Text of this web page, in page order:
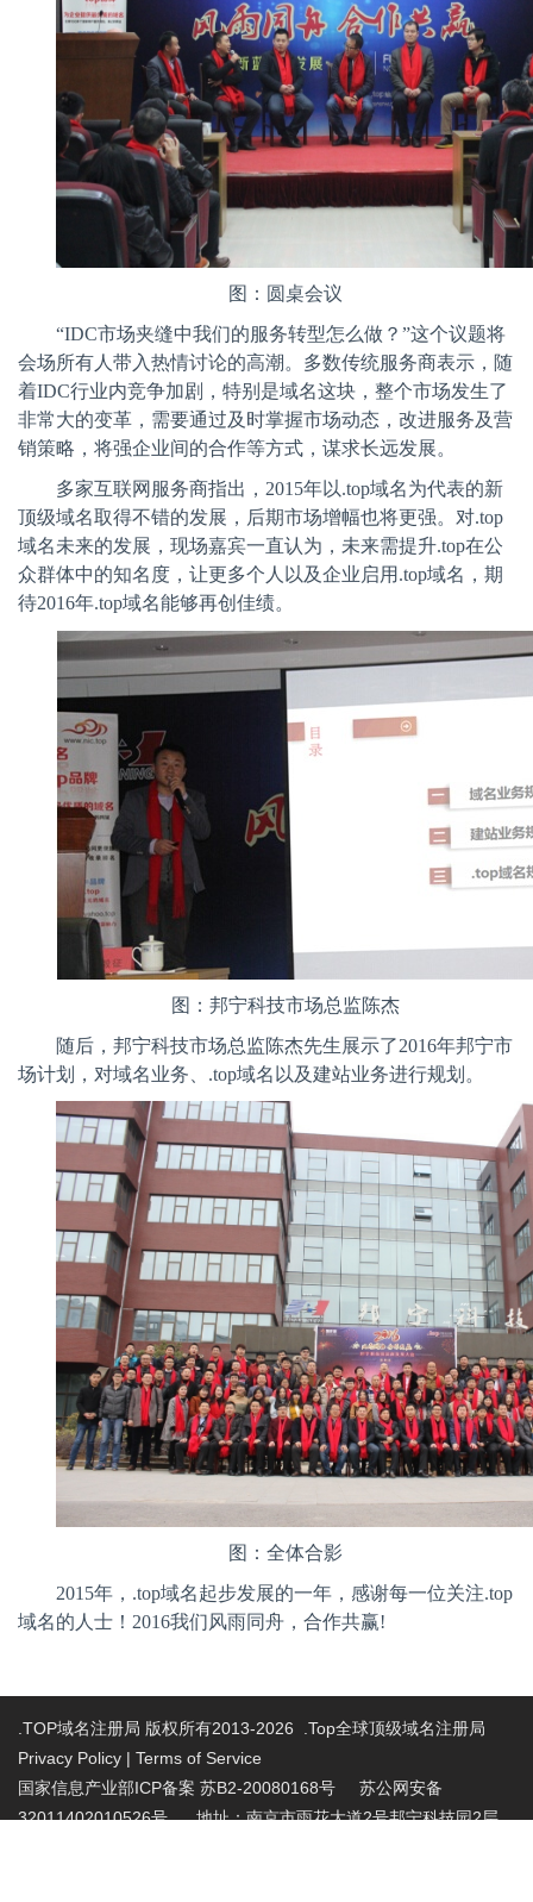
图：圆桌会议
“IDC市场夹缝中我们的服务转型怎么做？”这个议题将
会场所有人带入热情讨论的高潮。多数传统服务商表示，随
着IDC行业内竞争加剧，特别是域名这块，整个市场发生了
非常大的变革，需要通过及时掌握市场动态，改进服务及营
销策略，将强企业间的合作等方式，谋求长远发展。
多家互联网服务商指出， 2015年以.top域名为代表的新
顶级域名取得不错的发展，后期市场增幅也将更强。对.top
域名未来的发展，现场嘉宾一直认为，未来需提升.top在公
众群体中的知名度，让更多个人以及企业启用 .top域名，期
待2016年.top域名能够再创佳绩。
图：邦宁科技市场总监陈杰
随后，邦宁科技市场总监陈杰先生展示了2016年邦宁市
场计划，对域名业务、 .top域名以及建站业务进行规划。
图：全体合影
2015年， .top域名起步发展的一年，感谢每一位关注.top
域名的人士！ 2016我们风雨同舟，合作共赢!
.TOP域名注册局 版权所有2013-2026 .Top全球顶级域名注册局
Privacy Policy | Terms of Service
国家信息产业部ICP备案 苏B2-20080168号 苏公网安备
32011402010526号 地址：南京市雨花大道2号邦宁科技园2层